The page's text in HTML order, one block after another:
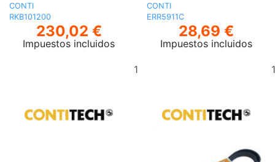
CONTI
RKB101200
230,02 €
Impuestos incluidos
CONTI
ERR5911C
28,69 €
Impuestos incluidos